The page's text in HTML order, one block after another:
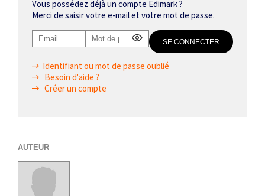
Vous possédez déjà un compte Edimark ?
Merci de saisir votre e-mail et votre mot de passe.
Identifiant ou mot de passe oublié
Besoin d'aide ?
Créer un compte
AUTEUR